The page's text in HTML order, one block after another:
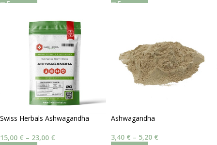
Swiss Herbals Ashwagandha
15,00 € – 23,00 €
Ashwagandha
3,40 € – 5,20 €